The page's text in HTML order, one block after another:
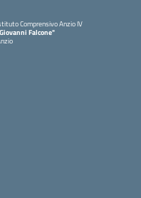
Comprensivo Anzio IV
Falcone"